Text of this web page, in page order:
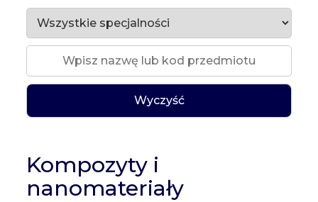
Wyczyść
Kompozyty i
nanomateriały